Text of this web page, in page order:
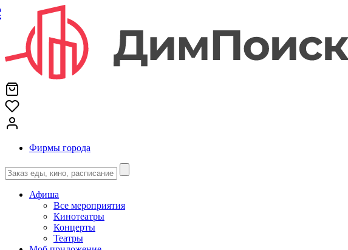
Фирмы города
Афиша
Все мероприятия
Кинотеатры
Концерты
Театры